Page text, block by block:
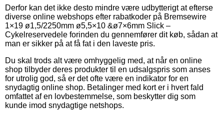
Derfor kan det ikke desto mindre være udbytterigt at efterse
diverse online webshops efter rabatkoder på Bremsewire
1×19 ø1,5/2250mm ø5,5×10 &ø7×6mm Slick –
Cykelreservedele forinden du gennemfører dit køb, sådan at
man er sikker på at få fat i den laveste pris.
Du skal trods alt være omhyggelig med, at når en online
shop tilbyder deres produkter til en udsalgspris som anses
for utrolig god, så er det ofte være en indikator for en
snydagtig online shop. Betalinger med kort er i hvert fald
omfattet af en lovbestemmelse, som beskytter dig som
kunde imod snydagtige netshops.